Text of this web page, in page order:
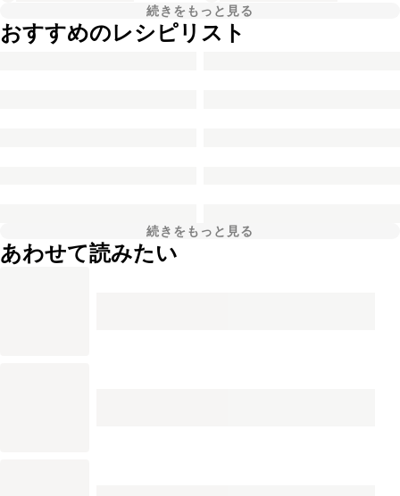
続きをもっと見る
おすすめのレシピリスト
続きをもっと見る
あわせて読みたい